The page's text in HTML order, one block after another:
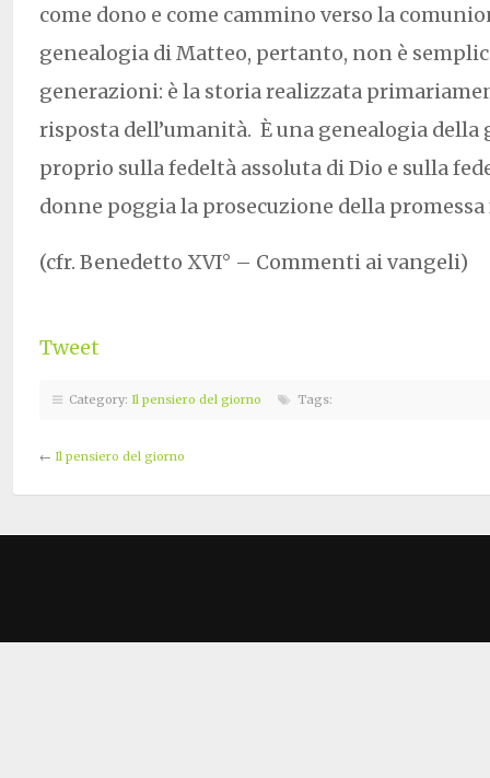
come dono e come cammino verso la
genealogia di Matteo, pertanto, non è
generazioni: è la storia realizzata
risposta dell’umanità. È una genealogia della
proprio sulla fedeltà assoluta di Dio e sulla
donne poggia la prosecuzione della promessa
(cfr. Benedetto XVI° – Commenti ai vangeli)
Tweet
Category: Il pensiero del giorno Tags:
← Il pensiero del giorno